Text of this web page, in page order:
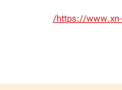
https://